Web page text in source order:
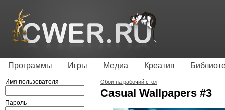
Программы Игры Медиа Креатив
Обои на рабочий стол
Casual Wallpapers #3
Имя пользователя
Пароль